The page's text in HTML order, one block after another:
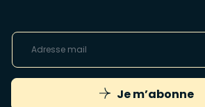
Je m’abonne